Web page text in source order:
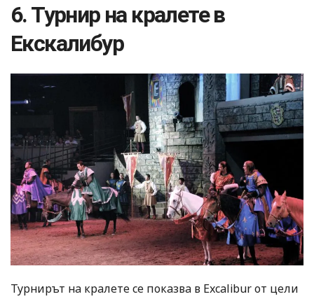
6. Турнир на кралете в
Екскалибур
Турнирът на кралете се показва в Excalibur от цели